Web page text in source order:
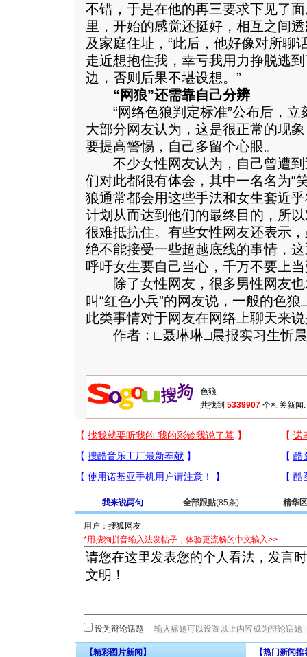
不错，于是在他的再三要求下见了
里，开始的感觉还挺好，相互之间
及家庭住址，“此后，他好像对所聊
走近想抱住我，幸亏我用力挣脱逃
边，否则后果不堪设想。”
“网狼”还需靠自己分辨
“网络色狼判定标准”公布后，立
大部分网友认为，这是很正常的现
要提高警惕，自己多留个心眼。
不少女性网友认为，自己曾遭到
们对此都很有体会，其中一名名为“
狼通常都会用这些手法和女生套近
计划从而达到他们的最终目的，所
很难抵抗住。有些女性网友还表示
绝不能接受一些超越底线的事情，
呼吁女生要自己当心，千万不要上
除了女性网友，很多男性网友也
叫“红色小兵”的网友说，一般的色
此类事情对于网友在网络上聊天来
作者：□聂琳琳□晨报实习生
共找到 5339907 个相关新闻.
我来说两句 全部跟贴(85条) 精华区
用户：
*用搜狗拼音输入法发帖子，体验更流畅的中文输入>>
设为辩论话题
【精彩图片新闻】 【热门新闻